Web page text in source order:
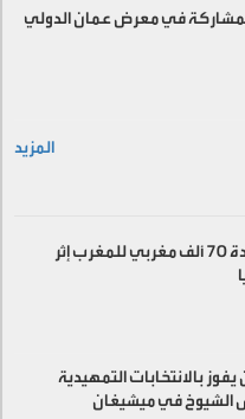
في معرض عمان الدولي
المزيد
تبخر حلم الهجرة.. عودة 70 ألف مغربي للمغرب إثر
بالانتخابات التمهيدية
الشيوخ في ميشيغان